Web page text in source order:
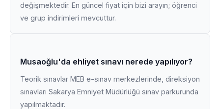
değişmektedir. En güncel fiyat için bizi arayın; öğrenci
ve grup indirimleri mevcuttur.
Musaoğlu'da ehliyet sınavı nerede yapılıyor?
Teorik sınavlar MEB e-sınav merkezlerinde, direksiyon
sınavları Sakarya Emniyet Müdürlüğü sınav parkurunda
yapılmaktadır.